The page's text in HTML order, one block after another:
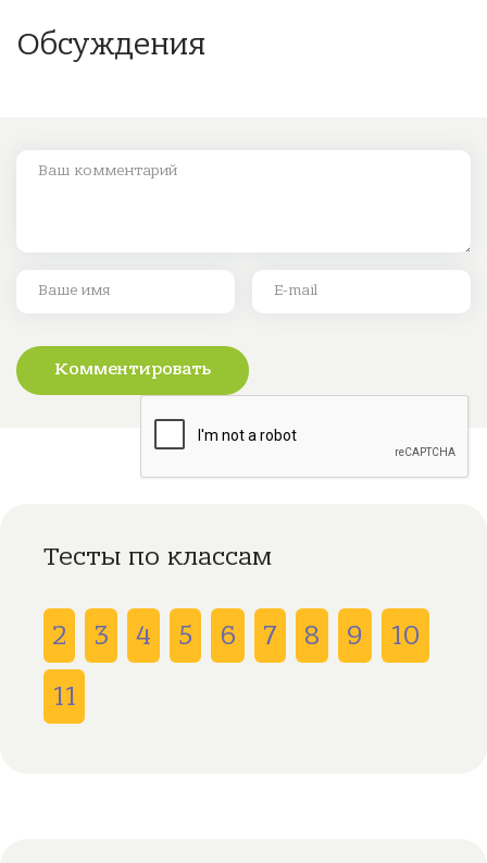
Обсуждения
Комментировать
Тесты по классам
2 3 4 5 6 7 8 9
10
11